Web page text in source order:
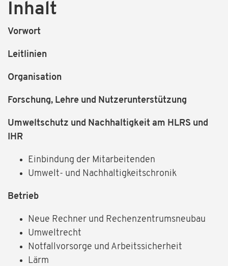
Inhalt
Vorwort
Leitlinien
Organisation
Forschung, Lehre und Nutzerunterstützung
Umweltschutz und Nachhaltigkeit am HLRS und
IHR
Einbindung der Mitarbeitenden
Umwelt- und Nachhaltigkeitschronik
Betrieb
Neue Rechner und Rechenzentrumsneubau
Umweltrecht
Notfallvorsorge und Arbeitssicherheit
Lärm